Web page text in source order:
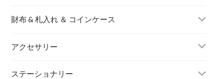
財布 & 札入れ ＆ コインケース
長財布
アクセサリー
イヤリング＆ピアス
ステーショナリー